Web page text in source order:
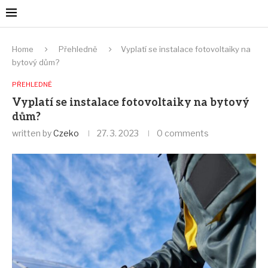
Home Přehledně
Vyplatí se instalace fotovoltaiky na
bytový dům?
PŘEHLEDNĚ
Vyplatí se instalace fotovoltaiky na bytový
dům?
written byCzeko 27. 3. 2023 0 comments